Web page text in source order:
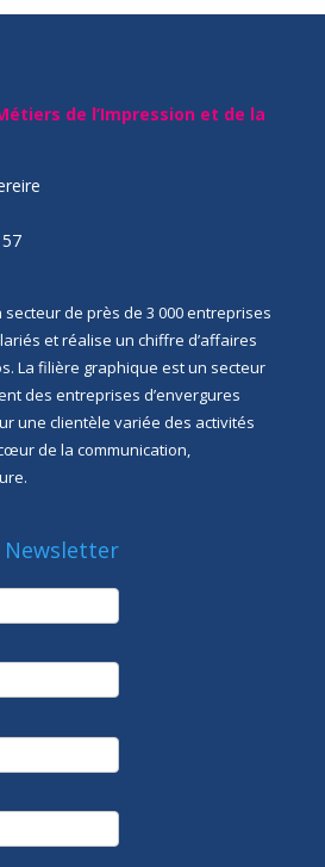
de l’Impression et de la
de près de 3 000 entreprises
et réalise un chiffre d’affaires
La filière graphique est un secteur
des entreprises d’envergures
une clientèle variée des activités
de la communication,